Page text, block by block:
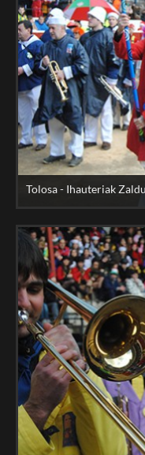
Tolosa - Ihauteriak